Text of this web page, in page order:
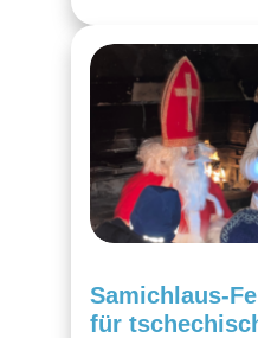
Samichlaus-
für